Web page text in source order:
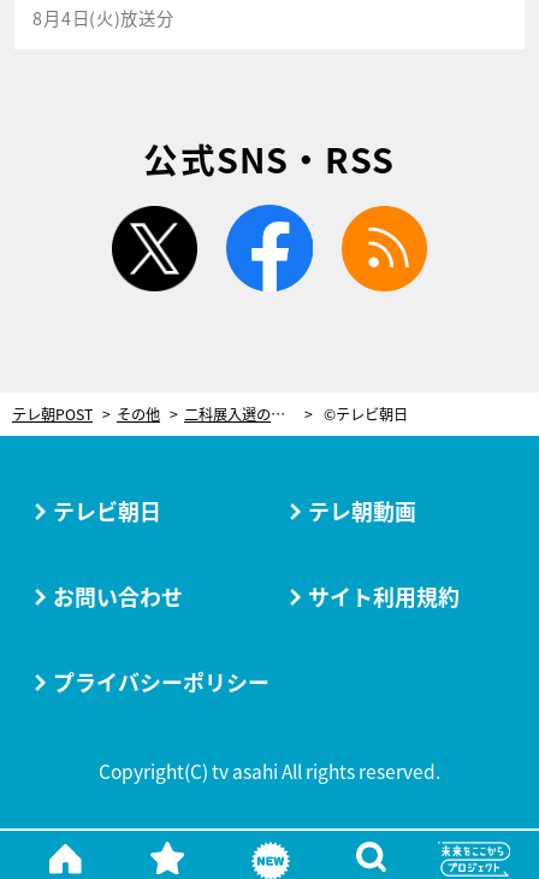
8月4日(火)放送分
公式SNS・RSS
twitter facebook
テレ朝POST その他 二科展入選の経験ある押切もえ、盆栽づくりでもセンス見せつける？ ©テレビ朝日
テレビ朝日 テレ朝動画
お問い合わせ サイト利用規約
プライバシーポリシー
Copyright(C) tv asahi All rights reserved.